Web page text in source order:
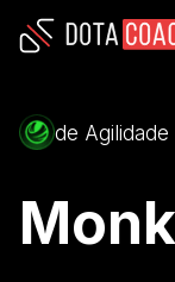
de Agilidade